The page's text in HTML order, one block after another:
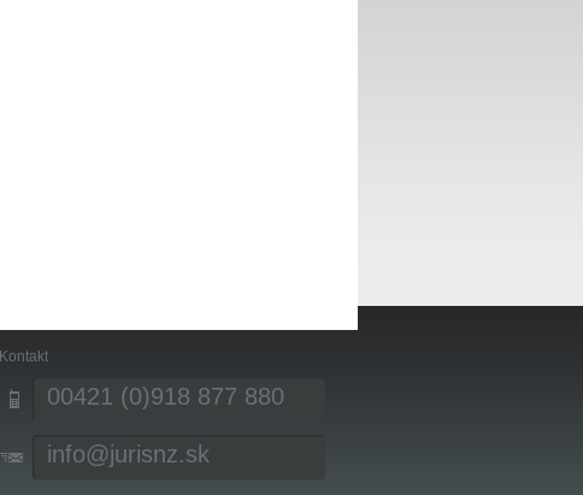
Kontakt
00421 (0)918 877 880
info@jurisnz.sk